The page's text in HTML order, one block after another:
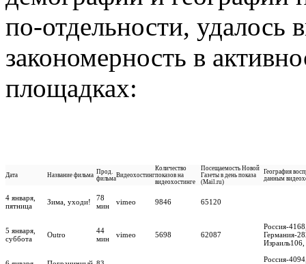
по-отдельности, удалось
закономерность в
площадках:
Дата Название фильма Прод.
фильмаВидеохостинг
Количество
показов на
видеохостинге
Посещаемость Новой
Газеты в день показа
(Mail.ru)
География
данным
4 января,
пятница
Зима, уходи!
78
мин
vimeo 9846 65120
5 января,
суббота
Outro
44
мин
vimeo 5698 62087
Россия-
Германия-
Россия-